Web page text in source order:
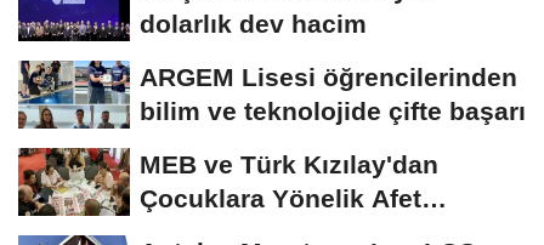
dolarlık dev hacim
ARGEM Lisesi öğrencilerinden
bilim ve teknolojide çifte başarı
MEB ve Türk Kızılay'dan
Çocuklara Yönelik Afet